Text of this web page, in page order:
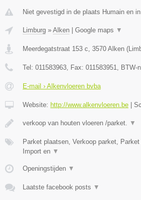
Niet gevestigd in de plaats Humain en
Limburg » Alken Google maps ▼
Meerdegatstraat 153 c 3570 Alken (
Tel: 011583963 , Fax: 011583951 , BTW-
E-mail › Alkenvloeren bvba
Website: http://www.alkenvloeren.be
verkoop van houten vloeren /parket. ▼
Parket plaatsen, Verkoop parket, Parket
Import en ▼
Openingstijden ▼
Laatste facebook posts ▼